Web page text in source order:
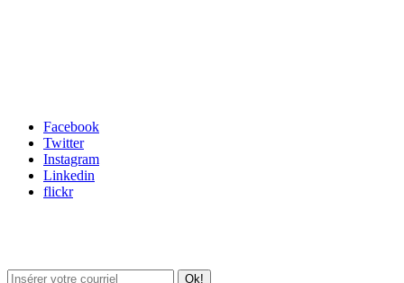
Facebook
Twitter
Instagram
Linkedin
flickr